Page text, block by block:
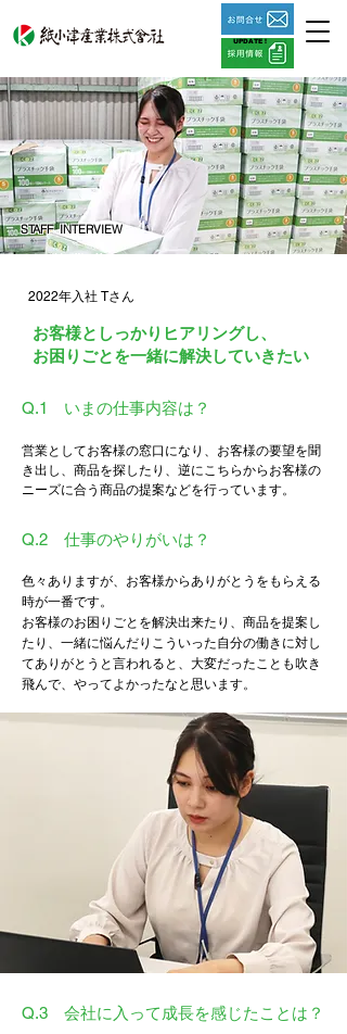
UPDATE !
2022年入社 Tさん
STAFF INTERVIEW
お客様としっかりヒアリングし、
お困りごとを​一緒に解決していきたい
Q.1 いまの仕事内容は？
営業としてお客様の窓口になり、お客様の要望を聞
き出し、商品を探したり、逆にこちらからお客様の
ニーズに合う商品の提案などを行っています。
Q.2 仕事のやりがいは？
色々ありますが、お客様からありがとうをもらえる
時が一番です。
お客様のお困りごとを解決出来たり、商品を提案し
たり、一緒に悩んだりこういった自分の働きに対し
てありがとうと言われると、大変だったことも吹き
飛んで、やってよかったなと思います。
Q.3 会社に入って成長を感じたことは？